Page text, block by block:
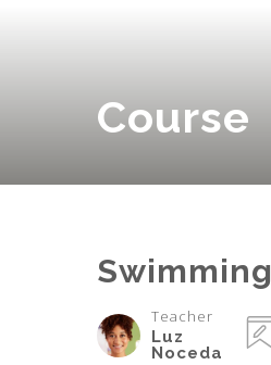
Course
Swimming
Teacher
Luz
Noceda